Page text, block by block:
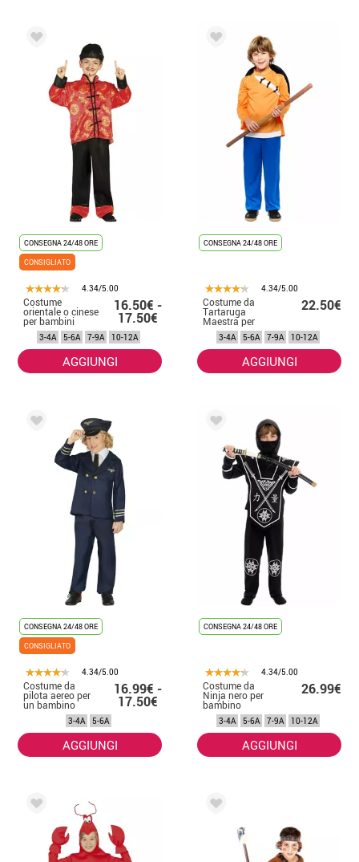
CONSEGNA 24/48 ORE
CONSIGLIATO
4.34/5.00
Costume
orientale o cinese
per bambini
16.50€ -
17.50€
3-4A 5-6A 7-9A 10-12A
AGGIUNGI
CONSEGNA 24/48 ORE
4.34/5.00
Costume da
Tartaruga
Maestra per
Bambini
22.50€
3-4A 5-6A 7-9A 10-12A
AGGIUNGI
CONSEGNA 24/48 ORE
CONSIGLIATO
4.34/5.00
Costume da
pilota aereo per
un bambino
16.99€ -
17.50€
3-4A 5-6A
AGGIUNGI
CONSEGNA 24/48 ORE
4.34/5.00
Costume da
Ninja nero per
bambino
26.99€
3-4A 5-6A 7-9A 10-12A
AGGIUNGI